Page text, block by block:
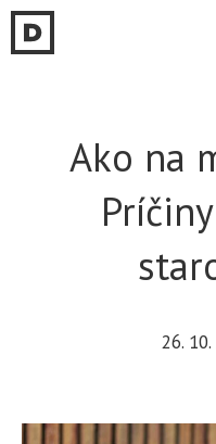
Preskočiť
na
Ako na
26.